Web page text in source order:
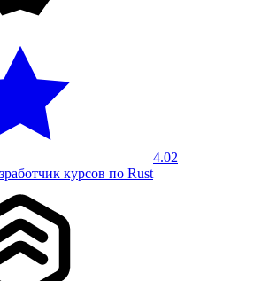
4.02
курсов по Rust